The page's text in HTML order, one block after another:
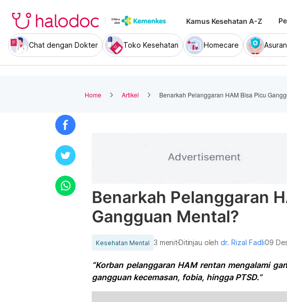
Kamus Kesehatan A-Z
Chat dengan Dokter Toko Kesehatan Homecare
Home Artikel Benarkah Pelanggaran HAM Bisa Picu
Benarkah Pelanggaran
Gangguan Mental?
Kesehatan Mental 3 menitDitinjau olehdr. Rizal Fadli09
“Korban pelanggaran HAM rentan mengalami
gangguan kecemasan, fobia, hingga PTSD.”